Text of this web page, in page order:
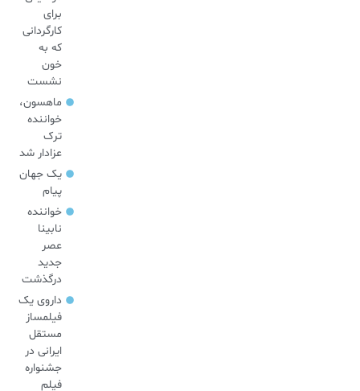
برای
کارگردانی
که به
خون
نشست
ماهسون،
خواننده
ترک
عزادار شد
یک جهان
پیام
خواننده
نابینا
عصر
جدید
درگذشت
داروی یک
فیلمساز
مستقل
ایرانی در
جشنواره
فیلم